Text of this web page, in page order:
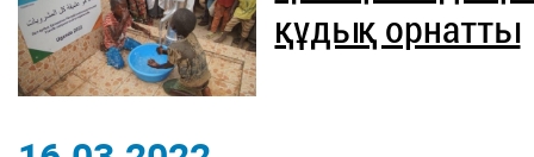
құдық орнатты